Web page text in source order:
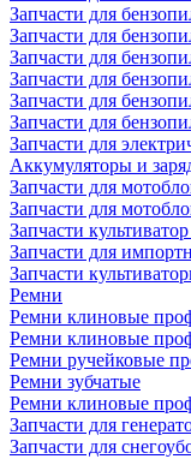
Запчасти для
Запчасти для
Запчасти для
Запчасти для
Запчасти для
Запчасти для
Запчасти для
Аккумуляторы и
Запчасти для
Запчасти для
Запчасти
Запчасти для
Запчасти
Ремни
Ремни клиновые
Ремни клиновые
Ремни ручейковые
Ремни зубчатые
Ремни клиновые
Запчасти для
Запчасти для